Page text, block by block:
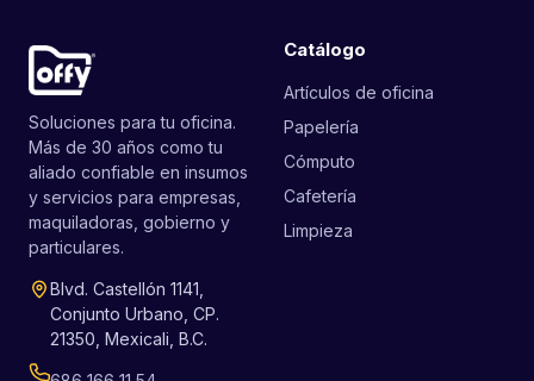
Soluciones para tu oficina.
Más de 30 años como tu
aliado confiable en insumos
y servicios para empresas,
maquiladoras, gobierno y
particulares.
Blvd. Castellón 1141,
Conjunto Urbano, CP.
21350, Mexicali, B.C.
Catálogo
Artículos de oficina
Papelería
Cómputo
Cafetería
Limpieza